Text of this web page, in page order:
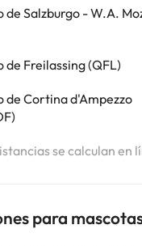
de Salzburgo - W.A.
Freilassing (QFL)
de Cortina d'Ampezzo
se calculan
para